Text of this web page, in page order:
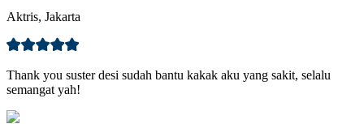
Aktris, Jakarta
Thank you suster desi sudah bantu kakak aku yang sakit, selalu
semangat yah!